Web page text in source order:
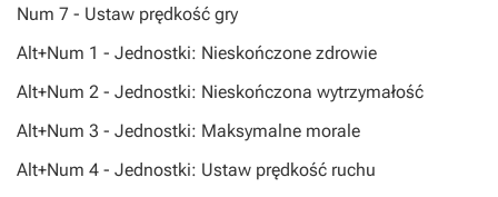
Num 7 - Ustaw prędkość gry
Alt+Num 1 - Jednostki: Nieskończone zdrowie
Alt+Num 2 - Jednostki: Nieskończona wytrzymałość
Alt+Num 3 - Jednostki: Maksymalne morale
Alt+Num 4 - Jednostki: Ustaw prędkość ruchu